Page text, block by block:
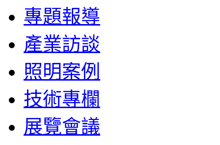
專題報導
產業訪談
照明案例
技術專欄
展覽會議